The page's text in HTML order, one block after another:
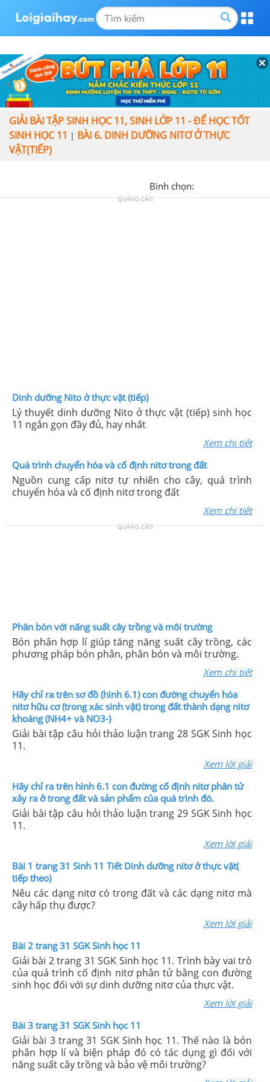
GIẢI BÀI TẬP SINH HỌC 11, SINH LỚP 11 - ĐỂ HỌC TỐT
SINH HỌC 11 | BÀI 6. DINH DƯỠNG NITƠ Ở THỰC
VẬT(TIẾP)
Bình chọn:
QUẢNG CÁO
Dinh dưỡng Nito ở thực vật (tiếp)
Lý thuyết dinh dưỡng Nito ở thực vật (tiếp) sinh học
11 ngắn gọn đầy đủ, hay nhất
Xem chi tiết
Quá trình chuyển hóa và cố định nitơ trong đất
Nguồn cung cấp nitơ tự nhiên cho cây, quá trình
chuyển hóa và cố định nitơ trong đất
Xem chi tiết
QUẢNG CÁO
Phân bón với năng suất cây trồng và môi trường
Bón phân hợp lí giúp tăng năng suất cây trồng, các
phương pháp bón phân, phân bón và môi trường.
Xem chi tiết
Hãy chỉ ra trên sơ đồ (hình 6.1) con đường chuyển hóa
nitơ hữu cơ (trong xác sinh vật) trong đất thành dạng nitơ
khoáng (NH4+ và NO3-)
Giải bài tập câu hỏi thảo luận trang 28 SGK Sinh học
11.
Xem lời giải
Hãy chỉ ra trên hình 6.1 con đường cố định nitơ phân tử
xảy ra ở trong đất và sản phẩm của quá trình đó.
Giải bài tập câu hỏi thảo luận trang 29 SGK Sinh học
11.
Xem lời giải
Bài 1 trang 31 Sinh 11 Tiết Dinh dưỡng nitơ ở thực vật(
tiếp theo)
Nêu các dạng nitơ có trong đất và các dạng nitơ mà
cây hấp thụ được?
Xem lời giải
Bài 2 trang 31 SGK Sinh học 11
Giải bài 2 trang 31 SGK Sinh học 11. Trình bày vai trò
của quá trình cố định nitơ phân tử bằng con đường
sinh học đối với sự dinh dưỡng nitơ của thực vật.
Xem lời giải
Bài 3 trang 31 SGK Sinh học 11
Giải bài 3 trang 31 SGK Sinh học 11. Thế nào là bón
phân hợp lí và biện pháp đó có tác dụng gì đối với
năng suất cây trồng và bảo vệ môi trường?